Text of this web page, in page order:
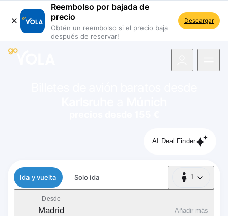
Reembolso por bajada de
precio
Obtén un reembolso si el precio baja
después de reservar!
Descargar
AI Deal Finder
Tipo de vuelo
Ida y vuelta Solo ida 1
1 Pasajero
Desde
Madrid Añadir más